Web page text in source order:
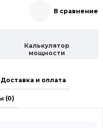
В сравнение
Калькулятор
мощности
Доставка и оплата
(0)